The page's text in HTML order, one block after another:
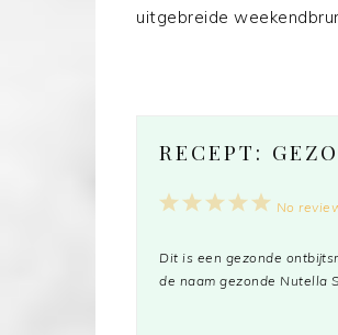
uitgebreide
RECEPT:
5
4
3
2
1
No
Dit is een gezonde
de naam gezonde Nutella